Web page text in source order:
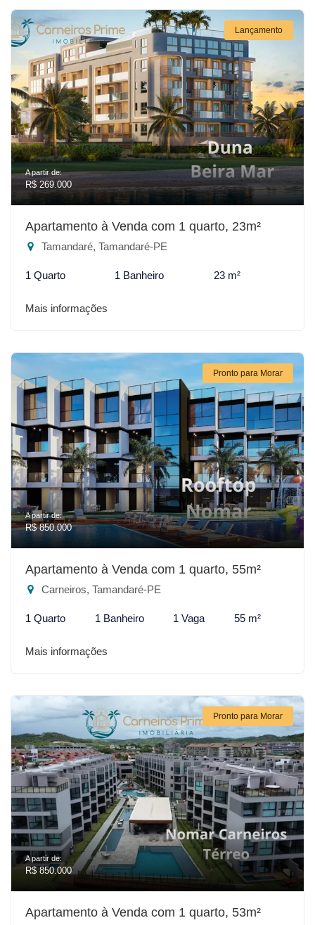
Lançamento
A partir de:
R$ 269.000
Apartamento à Venda com 1 quarto, 23m²
Tamandaré, Tamandaré-PE
1 Quarto 1 Banheiro 23 m²
Mais informações
Pronto para Morar
A partir de:
R$ 850.000
Apartamento à Venda com 1 quarto, 55m²
Carneiros, Tamandaré-PE
1 Quarto 1 Banheiro 1 Vaga 55 m²
Mais informações
Pronto para Morar
A partir de:
R$ 850.000
Apartamento à Venda com 1 quarto, 53m²